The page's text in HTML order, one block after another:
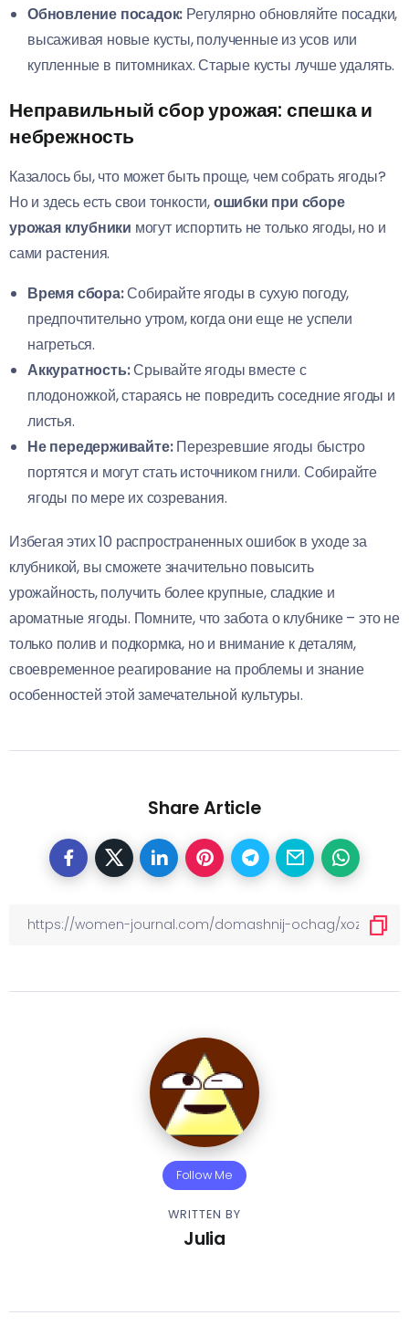
Обновление посадок: Регулярно обновляйте посадки,
высаживая новые кусты, полученные из усов или
купленные в питомниках. Старые кусты лучше удалять.
Неправильный сбор урожая: спешка и
небрежность
Казалось бы, что может быть проще, чем собрать ягоды?
Но и здесь есть свои тонкости,ошибки при сборе
урожая клубники могут испортить не только ягоды, но и
сами растения.
Время сбора:Собирайте ягоды в сухую погоду,
предпочтительно утром, когда они еще не успели
нагреться.
Аккуратность:Срывайте ягоды вместе с
плодоножкой, стараясь не повредить соседние ягоды и
листья.
Не передерживайте:Перезревшие ягоды быстро
портятся и могут стать источником гнили. Собирайте
ягоды по мере их созревания.
Избегая этих 10 распространенных ошибок в уходе за
клубникой, вы сможете значительно повысить
урожайность, получить более крупные, сладкие и
ароматные ягоды. Помните, что забота о клубнике – это не
только полив и подкормка, но и внимание к деталям,
своевременное реагирование на проблемы и знание
особенностей этой замечательной культуры.
Share Article
Follow Me
WRITTEN BY
Julia